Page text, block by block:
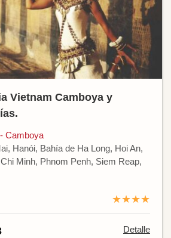
Vietnam Camboya y
Camboya
Hanói, Bahía de Ha Long, Hoi An,
Minh, Phnom Penh, Siem Reap,
★★★★
Detalle